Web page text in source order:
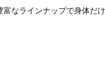
なラインナップで身体だ